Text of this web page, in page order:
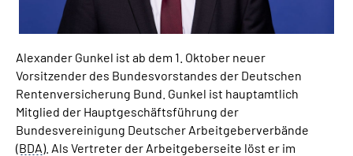
Alexander Gunkel ist ab dem 1. Oktober neuer
Vorsitzender des Bundesvorstandes der Deutschen
Rentenversicherung Bund. Gunkel ist hauptamtlich
Mitglied der Hauptgeschäftsführung der
Bundesvereinigung Deutscher Arbeitgeberverbände
(BDA). Als Vertreter der Arbeitgeberseite löst er im